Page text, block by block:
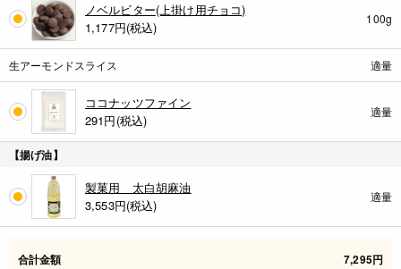
ノベルビター(上掛け用チョコ)
1,177円(税込)
100g
生アーモンドスライス 適量
ココナッツファイン
291円(税込)
適量
【揚げ油】
製菓用 太白胡麻油
3,553円(税込)
適量
合計金額 7,295円